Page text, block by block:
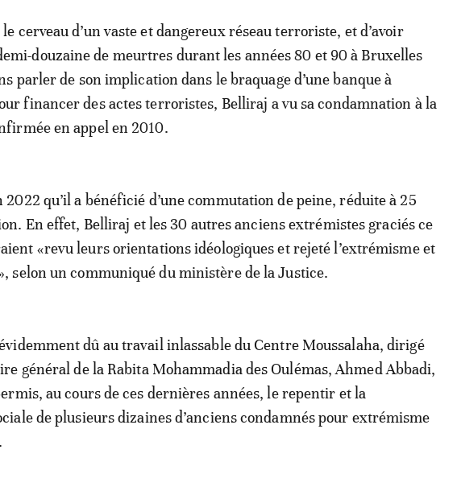
le cerveau d’un vaste et dangereux réseau terroriste, et d’avoir
douzaine de meurtres durant les années 80 et 90 à Bruxelles
parler de son implication dans le braquage d’une banque à
financer des actes terroristes, Belliraj a vu sa condamnation à la
en appel en 2010.
2022 qu’il a bénéficié d’une commutation de peine, réduite à 25
En effet, Belliraj et les 30 autres anciens extrémistes graciés ce
«revu leurs orientations idéologiques et rejeté l’extrémisme et
selon un communiqué du ministère de la Justice.
dû au travail inlassable du Centre Moussalaha, dirigé
général de la Rabita Mohammadia des Oulémas, Ahmed Abbadi,
au cours de ces dernières années, le repentir et la
de plusieurs dizaines d’anciens condamnés pour extrémisme